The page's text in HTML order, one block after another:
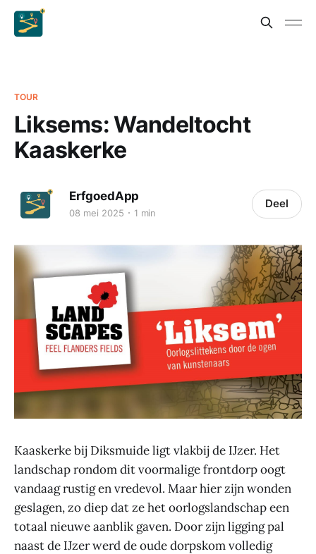
TOUR
Liksems: Wandeltocht
Kaaskerke
ErfgoedApp
08 mei 2025 1 min
Deel
Kaaskerke bij Diksmuide ligt vlakbij de IJzer. Het
landschap rondom dit voormalige frontdorp oogt
vandaag rustig en vredevol. Maar hier zijn wonden
geslagen, zo diep dat ze het oorlogslandschap een
totaal nieuwe aanblik gaven. Door zijn ligging pal
naast de IJzer werd de oude dorpskom volledig